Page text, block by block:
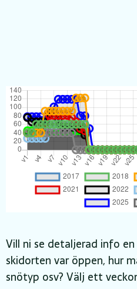
Vill ni se detaljerad info
skidorten var öppen, hur
snötyp osv? Välj ett